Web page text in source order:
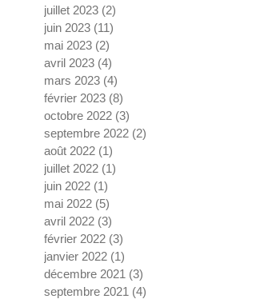
juillet 2023 (2)
juin 2023 (11)
mai 2023 (2)
avril 2023 (4)
mars 2023 (4)
février 2023 (8)
octobre 2022 (3)
septembre 2022 (2)
août 2022 (1)
juillet 2022 (1)
juin 2022 (1)
mai 2022 (5)
avril 2022 (3)
février 2022 (3)
janvier 2022 (1)
décembre 2021 (3)
septembre 2021 (4)